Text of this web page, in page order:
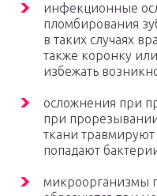
инфекционные
пломбирования
в таких случаях
также коронку
избежать
осложнения при
при
ткани
попадают
микроорганизмы